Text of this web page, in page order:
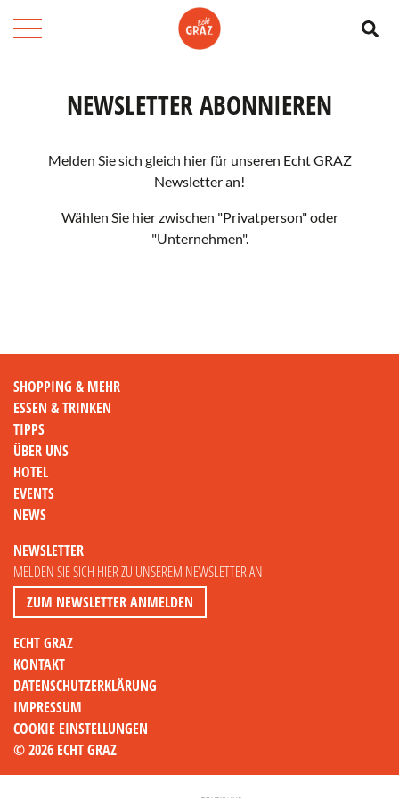
NEWSLETTER ABONNIEREN
Melden Sie sich gleich hier für unseren Echt GRAZ
Newsletter an!
Wählen Sie hier zwischen "Privatperson" oder
"Unternehmen".
SHOPPING & MEHR
ESSEN & TRINKEN
TIPPS
ÜBER UNS
HOTEL
EVENTS
NEWS
NEWSLETTER
MELDEN SIE SICH HIER ZU UNSEREM NEWSLETTER AN
ZUM NEWSLETTER ANMELDEN
ECHT GRAZ
KONTAKT
DATENSCHUTZERKLÄRUNG
IMPRESSUM
COOKIE EINSTELLUNGEN
© 2026 ECHT GRAZ